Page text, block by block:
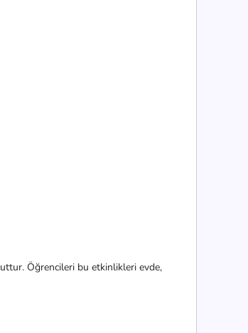
Öğrencileri bu etkinlikleri evde,